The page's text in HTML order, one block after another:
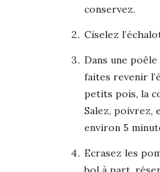
conservez.
Ciselez
Dans une
faites revenir
petits pois, la
Salez, poivrez,
environ 5
Ecrasez les